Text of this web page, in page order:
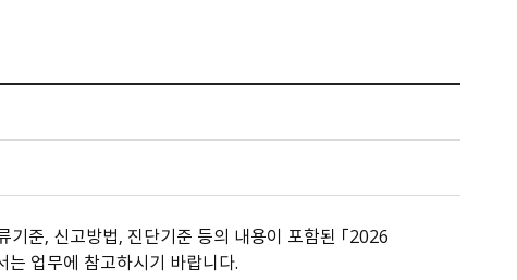
기준, 신고방법, 진단기준 등의 내용이 포함된 「2026
는 업무에 참고하시기 바랍니다.